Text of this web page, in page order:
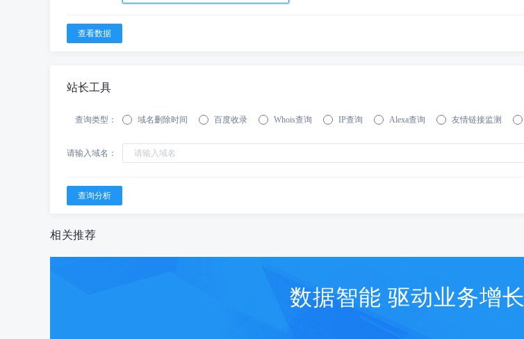
站长工具
查询类型： 域名删除时间 百度收录 Whois查询 IP查询 Alexa查询 友情链接监测
请输入域名：
相关推荐
数据智能 驱动业务增长